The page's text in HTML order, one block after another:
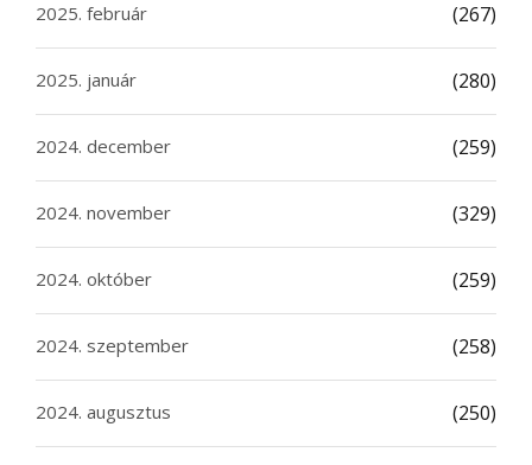
2025. február (267)
2025. január (280)
2024. december (259)
2024. november (329)
2024. október (259)
2024. szeptember (258)
2024. augusztus (250)